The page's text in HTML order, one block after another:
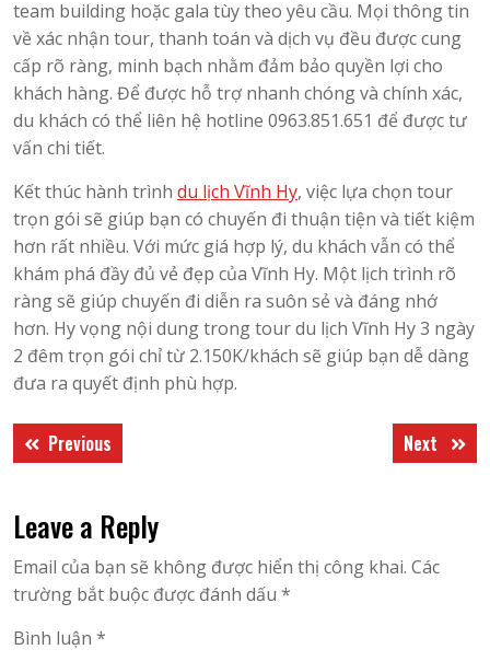
team building hoặc gala tùy theo yêu cầu. Mọi thông tin
về xác nhận tour, thanh toán và dịch vụ đều được cung
cấp rõ ràng, minh bạch nhằm đảm bảo quyền lợi cho
khách hàng. Để được hỗ trợ nhanh chóng và chính xác,
du khách có thể liên hệ hotline 0963.851.651 để được tư
vấn chi tiết.
Kết thúc hành trình du lịch Vĩnh Hy, việc lựa chọn tour
trọn gói sẽ giúp bạn có chuyến đi thuận tiện và tiết kiệm
hơn rất nhiều. Với mức giá hợp lý, du khách vẫn có thể
khám phá đầy đủ vẻ đẹp của Vĩnh Hy. Một lịch trình rõ
ràng sẽ giúp chuyến đi diễn ra suôn sẻ và đáng nhớ
hơn. Hy vọng nội dung trong tour du lịch Vĩnh Hy 3 ngày
2 đêm trọn gói chỉ từ 2.150K/khách sẽ giúp bạn dễ dàng
đưa ra quyết định phù hợp.
Điều
hướng
viết
Previous
post:
Next Next
post:
Leave a Reply
Email của bạn sẽ không được hiển thị công khai. Các
trường bắt buộc được đánh dấu *
Bình luận *